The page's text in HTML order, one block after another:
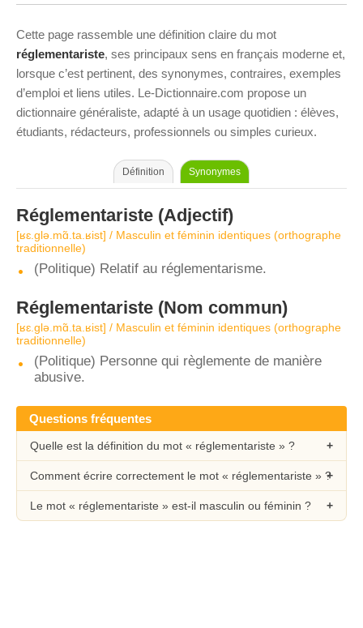
Cette page rassemble une définition claire du mot
réglementariste, ses principaux sens en français moderne et,
lorsque c’est pertinent, des synonymes, contraires, exemples
d’emploi et liens utiles. Le-Dictionnaire.com propose un
dictionnaire généraliste, adapté à un usage quotidien : élèves,
étudiants, rédacteurs, professionnels ou simples curieux.
Définition Synonymes
Réglementariste (Adjectif)
[ʁɛ.ɡlə.mɑ̃.ta.ʁist] / Masculin et féminin identiques (orthographe
traditionnelle)
(Politique) Relatif au réglementarisme.
Réglementariste (Nom commun)
[ʁɛ.ɡlə.mɑ̃.ta.ʁist] / Masculin et féminin identiques (orthographe
traditionnelle)
(Politique) Personne qui règlemente de manière
abusive.
Questions fréquentes
Quelle est la définition du mot « réglementariste » ?
Comment écrire correctement le mot « réglementariste » ?
Le mot « réglementariste » est-il masculin ou féminin ?